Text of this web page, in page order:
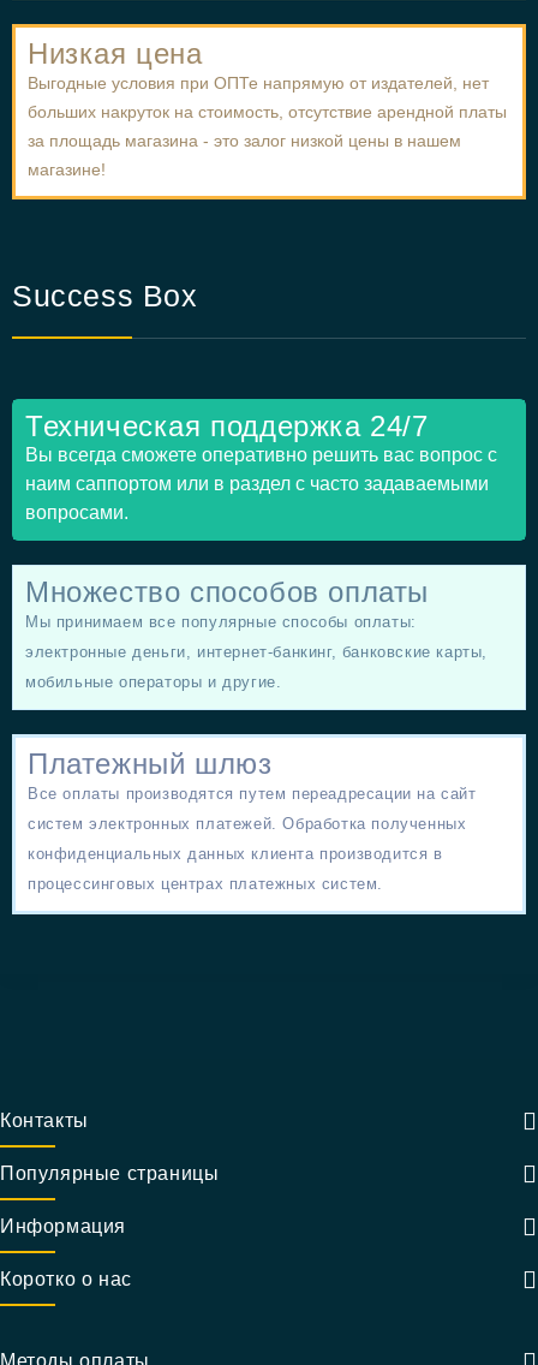
Низкая цена
Выгодные условия при ОПТе напрямую от издателей, нет
больших накруток на стоимость, отсутствие арендной платы
за площадь магазина - это залог низкой цены в нашем
магазине!
Success Box
Техническая поддержка 24/7
Вы всегда сможете оперативно решить вас вопрос с
наим саппортом или в раздел с часто задаваемыми
вопросами.
Множество способов оплаты
Мы принимаем все популярные способы оплаты:
электронные деньги, интернет-банкинг, банковские карты,
мобильные операторы и другие.
Платежный шлюз
Все оплаты производятся путем переадресации на сайт
систем электронных платежей. Обработка полученных
конфиденциальных данных клиента производится в
процессинговых центрах платежных систем.
Контакты
Популярные страницы
Информация
Коротко о нас
Методы оплаты